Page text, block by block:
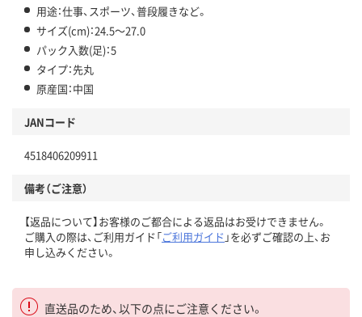
用途：仕事、スポーツ、普段履きなど。
サイズ(cm)：24.5～27.0
パック入数(足)：5
タイプ：先丸
原産国：中国
JANコード
4518406209911
備考（ご注意）
【返品について】お客様のご都合による返品はお受けできません。
ご購入の際は、ご利用ガイド「ご利用ガイド 」を必ずご確認の上、お
申し込みください。
直送品のため、以下の点にご注意ください。